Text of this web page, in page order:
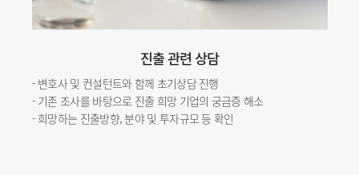
진출 관련 상담
- 변호사 및 컨설턴트와 함께 초기상담 진행
- 기존 조사를 바탕으로 진출 희망 기업의 궁금증 해소
- 희망하는 진출방향, 분야 및 투자규모 등 확인